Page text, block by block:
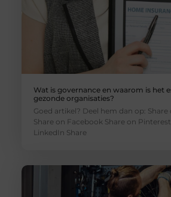
Wat is governance en waarom is het
gezonde organisaties?
Goed artikel? Deel hem dan op: Share
Share on Facebook Share on
LinkedIn Share